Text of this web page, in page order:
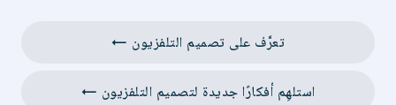
تعرَّف على تصميم التلفزيون ←
استلهِم أفكارًا جديدة لتصميم التلفزيون ←